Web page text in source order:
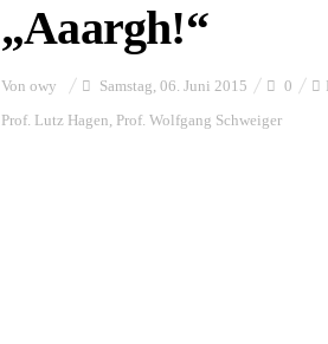
„Aaargh!“
Von owy Samstag, 06. Juni 2015 0
Prof. Lutz Hagen, Prof. Wolfgang Schweiger